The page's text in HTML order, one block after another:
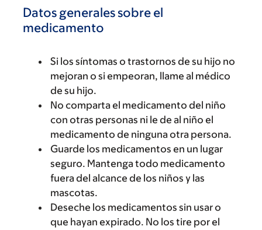
Datos generales sobre el
medicamento
Si los síntomas o trastornos de su hijo no
mejoran o si empeoran, llame al médico
de su hijo.
No comparta el medicamento del niño
con otras personas ni le de al niño el
medicamento de ninguna otra persona.
Guarde los medicamentos en un lugar
seguro. Mantenga todo medicamento
fuera del alcance de los niños y las
mascotas.
Deseche los medicamentos sin usar o
que hayan expirado. No los tire por el